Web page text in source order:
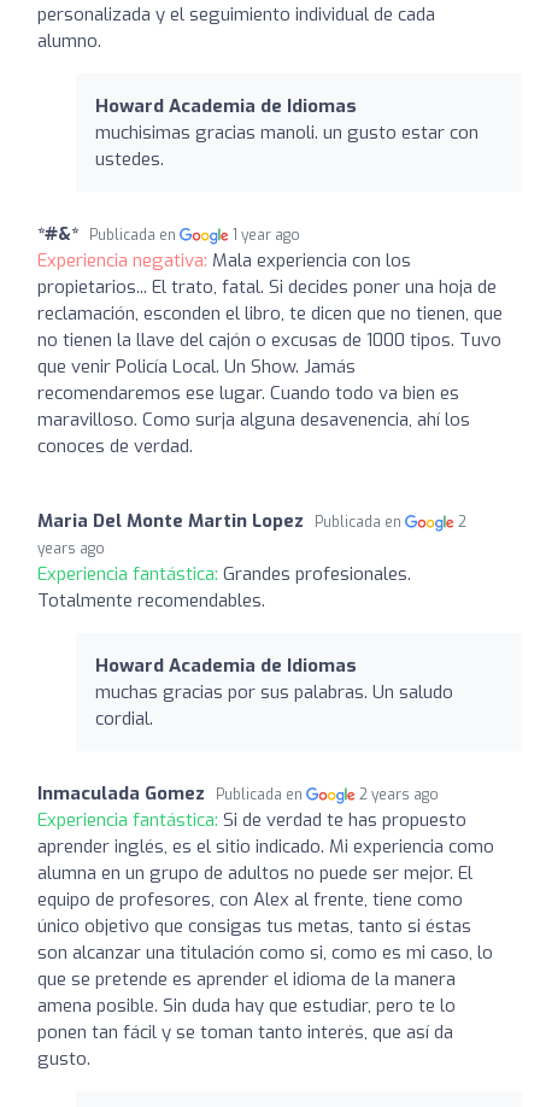
personalizada y el seguimiento individual de cada
alumno.
Howard Academia de Idiomas
muchisimas gracias manoli. un gusto estar con
ustedes.
*#&* Publicada en 1 year ago
Experiencia negativa: Mala experiencia con los
propietarios... El trato, fatal. Si decides poner una hoja de
reclamación, esconden el libro, te dicen que no tienen, que
no tienen la llave del cajón o excusas de 1000 tipos. Tuvo
que venir Policía Local. Un Show. Jamás
recomendaremos ese lugar. Cuando todo va bien es
maravilloso. Como surja alguna desavenencia, ahí los
conoces de verdad.
Maria Del Monte Martin Lopez Publicada en
2
years ago
Experiencia fantástica: Grandes profesionales.
Totalmente recomendables.
Howard Academia de Idiomas
muchas gracias por sus palabras. Un saludo
cordial.
Inmaculada Gomez Publicada en 2 years ago
Experiencia fantástica: Si de verdad te has propuesto
aprender inglés, es el sitio indicado. Mi experiencia como
alumna en un grupo de adultos no puede ser mejor. El
equipo de profesores, con Alex al frente, tiene como
único objetivo que consigas tus metas, tanto si éstas
son alcanzar una titulación como si, como es mi caso, lo
que se pretende es aprender el idioma de la manera
amena posible. Sin duda hay que estudiar, pero te lo
ponen tan fácil y se toman tanto interés, que así da
gusto.